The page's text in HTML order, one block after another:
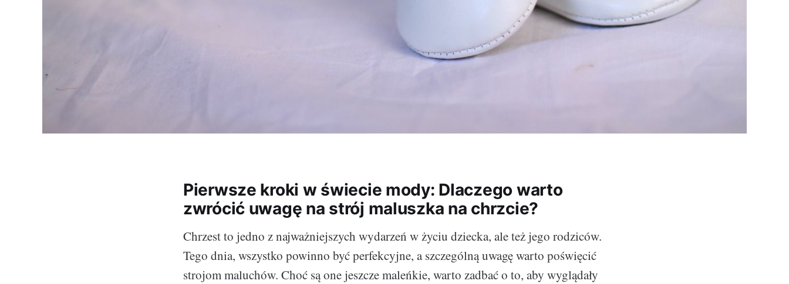
Pierwsze kroki w świecie mody: Dlaczego warto
zwrócić uwagę na strój maluszka na chrzcie?
Chrzest to jedno z najważniejszych wydarzeń w życiu dziecka, ale też jego rodziców.
Tego dnia, wszystko powinno być perfekcyjne, a szczególną uwagę warto poświęcić
strojom maluchów. Choć są one jeszcze maleńkie, warto zadbać o to, aby wyglądały